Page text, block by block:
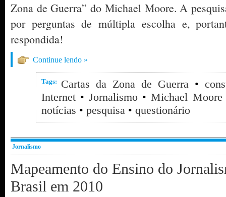
Zona de Guerra” do Michael Moore. A
por perguntas de múltipla escolha e,
respondida!
Continue lendo »
Tags: Cartas da Zona de Guerra •
Internet •Jornalismo •Michael Moore
notícias • pesquisa • questionário
Jornalismo
Mapeamento do Ensino do
Brasil em 2010